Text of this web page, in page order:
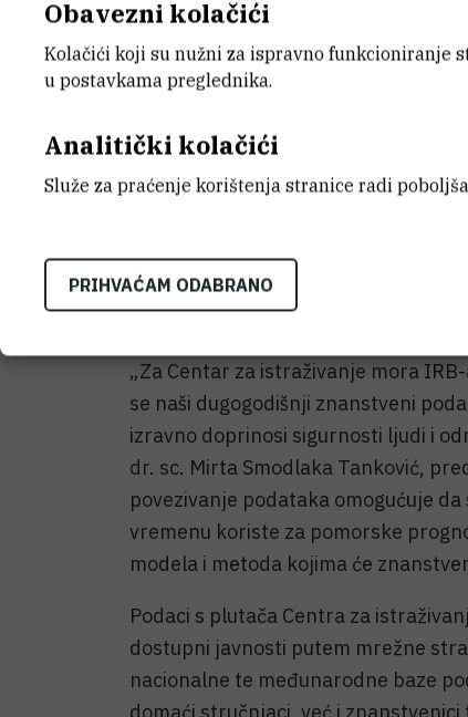
plutača, od kojih se jedna nalazi na
sustavnog praćenja klimatologije
plutača Centra za istraživanje mora
unaprjeđujemo sigurnost plovidbe
područja koje je, nažalost, u zadnja
vremenskih prilika“, izjavio je dr.
Sredozemlju, mjere i vidljivost nad
važnosti za izdavanje upozorenja na
sigurnosti pomorskog prometa.
„Za Centar za istraživanje mora
se naši dugogodišnji znanstveni
izravno doprinosi sigurnosti ljudi i
dr. sc. Mirta Smodlaka Tanković,
povezivanje podataka omogućuje
vremenu koriste za pomorske
modela i metoda kojima će
Podaci s plutača Centra za
dostupni javnosti putem mrežne
nacionalne te međunarodne baze
Obavezni kolačići
Kolačići koji su nužni za ispravno funkcioniranje
u postavkama preglednika.
Analitički kolačići
Služe za praćenje korištenja stranice radi
PRIHVAĆAM ODABRANO